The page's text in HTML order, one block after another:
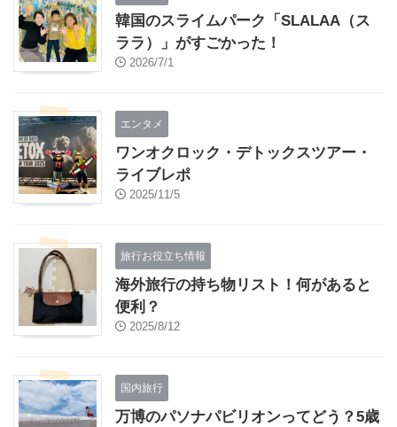
韓国のスライムパーク「SLALAA（ス
ララ）」がすごかった！
2026/7/1
エンタメ
ワンオクロック・デトックスツアー・
ライブレポ
2025/11/5
旅行お役立ち情報
海外旅行の持ち物リスト！何があると
便利？
2025/8/12
国内旅行
万博のパソナパビリオンってどう？5歳